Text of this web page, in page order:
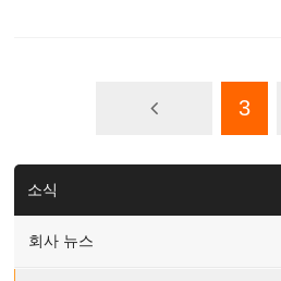
3
소식
회사 뉴스